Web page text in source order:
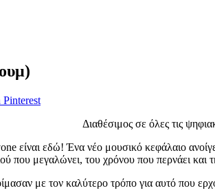
Pinterest
Διαθέσιμος σε όλες τις
είναι εδώ! Ένα νέο μουσικό κεφάλαιο
που μεγαλώνει, του χρόνου που περνάει και
με τον καλύτερο τρόπο για αυτό που